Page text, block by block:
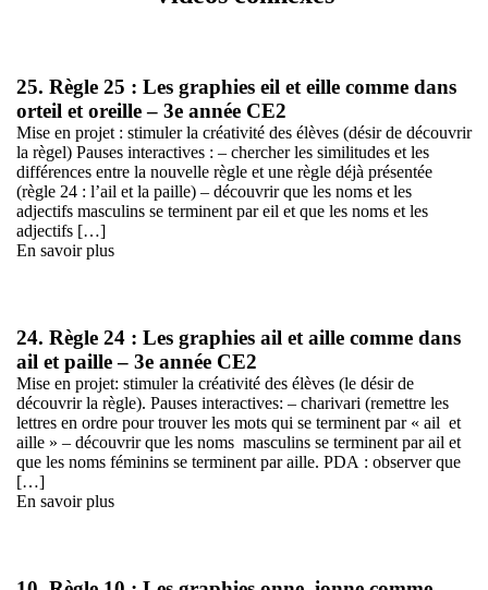
25. Règle 25 : Les graphies eil et eille comme dans
orteil et oreille – 3e année CE2
Mise en projet : stimuler la créativité des élèves (désir de découvrir
la règel) Pauses interactives : – chercher les similitudes et les
différences entre la nouvelle règle et une règle déjà présentée
(règle 24 : l’ail et la paille) – découvrir que les noms et les
adjectifs masculins se terminent par eil et que les noms et les
adjectifs […]
En savoir plus
24. Règle 24 : Les graphies ail et aille comme dans
ail et paille – 3e année CE2
Mise en projet: stimuler la créativité des élèves (le désir de
découvrir la règle). Pauses interactives: – charivari (remettre les
lettres en ordre pour trouver les mots qui se terminent par « ail et
aille » – découvrir que les noms masculins se terminent par ail et
que les noms féminins se terminent par aille. PDA : observer que
[…]
En savoir plus